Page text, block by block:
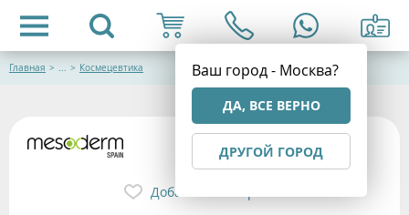
Ваш город - Москва?
ДА, ВСЕ ВЕРНО
ДРУГОЙ ГОРОД
Главная > ... > Космецевтика
Добавить в избранное